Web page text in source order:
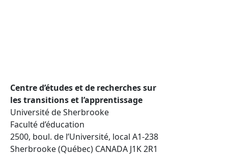
Centre d’études et de recherches sur
les transitions et l’apprentissage
Université de Sherbrooke
Faculté d’éducation
2500, boul. de l’Université, local A1-238
Sherbrooke (Québec) CANADA J1K 2R1